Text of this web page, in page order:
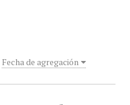
Fecha de agregación